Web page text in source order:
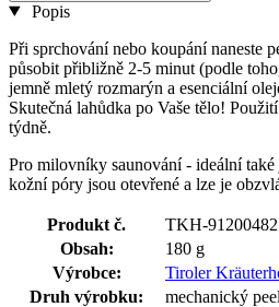
Popis
Při sprchování nebo koupání naneste
působit přibližně 2-5 minut (podle
jemně mletý rozmarýn a esenciální
Skutečná lahůdka po Vaše tělo!
týdně.
Pro milovníky saunování - ideální
kožní póry jsou otevřené a lze je
Produkt č.
TKH-
Obsah:
180 g
Výrobce:
Tiroler
Druh výrobku:
mechanický